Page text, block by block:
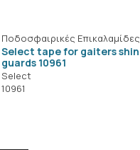
Ποδοσφαιρικές Επικαλαμίδες
Select tape for gaiters shin
guards 10961
Select
10961